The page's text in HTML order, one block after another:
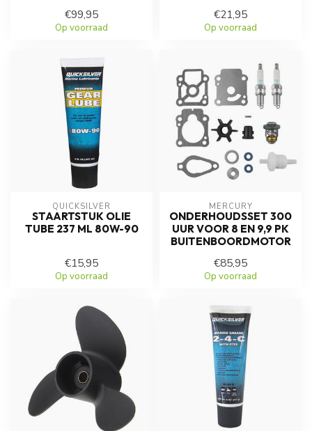
€99,95
Op voorraad
€21,95
Op voorraad
QUICKSILVER
STAARTSTUK OLIE
TUBE 237 ML 80W-90
€15,95
Op voorraad
MERCURY
ONDERHOUDSSET 300
UUR VOOR 8 EN 9,9 PK
BUITENBOORDMOTOR
€85,95
Op voorraad